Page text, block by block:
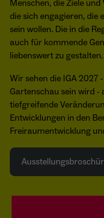
Anbieter Session
Laufzeit
Sessio-
Webseite
Zweck
PHPs
(Formulare).
Name be_typo_user
Anbieter Matomo
Dient zur
Name _pk_ses*
Anbieter Matomo
Laufzeit 30 Minuten
Speichert
Aktivierung
Diese Cookies ermöglichen
der Website-Inhalte durch
Anbieter GTranslate
Laufzeit
Speichert die
Menschen, die Ziele
die sich engagieren, die
sein wollen. Die in die
auch für kommende
liebenswert zu gestalten.
Wir sehen die IGA 2027
Gartenschau sein wird
tiefgreifende
Entwicklungen in den
Freiraumentwicklung